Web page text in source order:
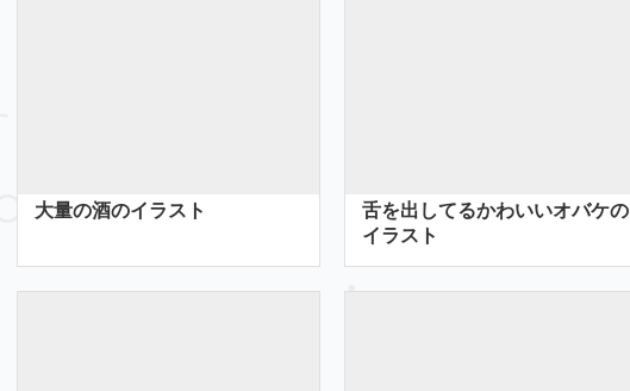
大量の酒のイラスト
舌を出してるかわいいオバケの
イラスト